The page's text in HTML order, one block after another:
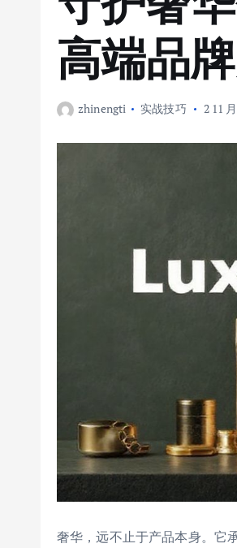
高端品
zhinengti 实战技巧 2 11
奢华，远不止于产品本身。它